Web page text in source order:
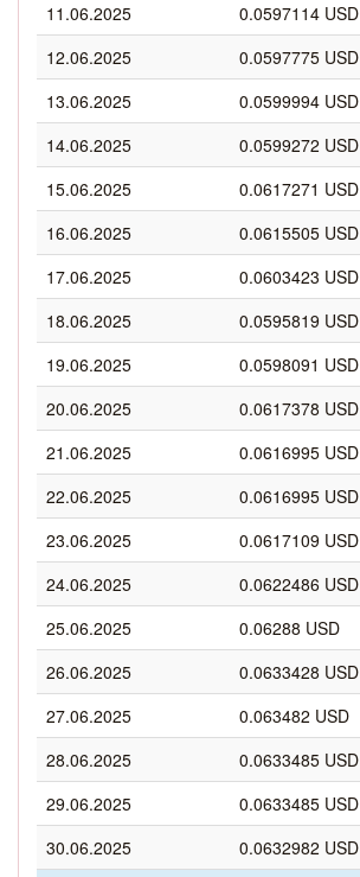
11.06.2025
0.0597114 USD
12.06.2025
0.0597775 USD
13.06.2025
0.0599994 USD
14.06.2025
0.0599272 USD
15.06.2025
0.0617271 USD
16.06.2025
0.0615505 USD
17.06.2025
0.0603423 USD
18.06.2025
0.0595819 USD
19.06.2025
0.0598091 USD
20.06.2025
0.0617378 USD
21.06.2025
0.0616995 USD
22.06.2025
0.0616995 USD
23.06.2025
0.0617109 USD
24.06.2025
0.0622486 USD
25.06.2025
0.06288 USD
26.06.2025
0.0633428 USD
27.06.2025
0.063482 USD
28.06.2025
0.0633485 USD
29.06.2025
0.0633485 USD
30.06.2025
0.0632982 USD